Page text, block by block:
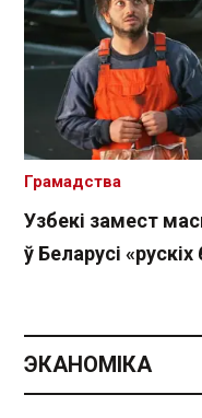
Узбекі замест
ў Беларусі
Грамадства
ЭКАНОМІКА